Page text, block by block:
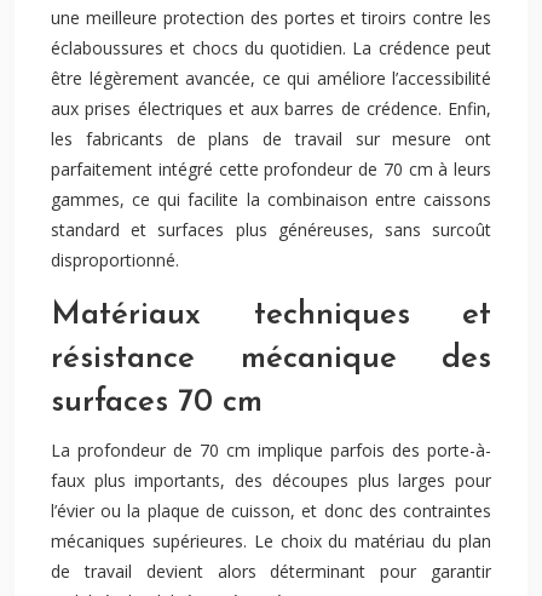
une meilleure protection des portes et tiroirs contre les
éclaboussures et chocs du quotidien. La crédence peut
être légèrement avancée, ce qui améliore l’accessibilité
aux prises électriques et aux barres de crédence. Enfin,
les fabricants de plans de travail sur mesure ont
parfaitement intégré cette profondeur de 70 cm à leurs
gammes, ce qui facilite la combinaison entre caissons
standard et surfaces plus généreuses, sans surcoût
disproportionné.
Matériaux techniques et
résistance mécanique des
surfaces 70 cm
La profondeur de 70 cm implique parfois des porte-à-
faux plus importants, des découpes plus larges pour
l’évier ou la plaque de cuisson, et donc des contraintes
mécaniques supérieures. Le choix du matériau du plan
de travail devient alors déterminant pour garantir